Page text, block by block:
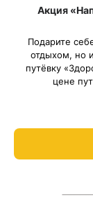
Акция
Подарите
отдыхом, но
путёвку
цене
проживания
Рассчитаем